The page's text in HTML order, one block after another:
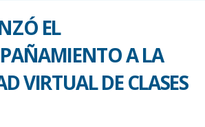
EL
A LA
VIRTUAL DE CLASES